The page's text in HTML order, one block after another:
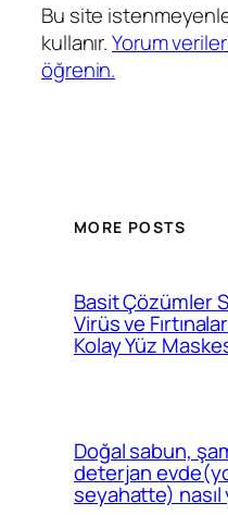
Bu site
kullanır.Yorum
öğrenin.
MORE POSTS
Basit Çözümler
Virüs ve
Kolay Yüz
Doğal sabun,
deterjan
seyahatte) nasıl